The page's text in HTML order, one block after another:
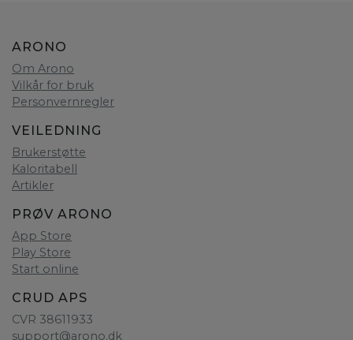
ARONO
Om Arono
Vilkår for bruk
Personvernregler
VEILEDNING
Brukerstøtte
Kaloritabell
Artikler
PRØV ARONO
App Store
Play Store
Start online
CRUD APS
CVR 38611933
support@arono.dk